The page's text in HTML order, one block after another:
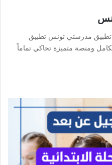
مدرستي تونس تطبيق
ومنصة متميزة تحاكي تماماً